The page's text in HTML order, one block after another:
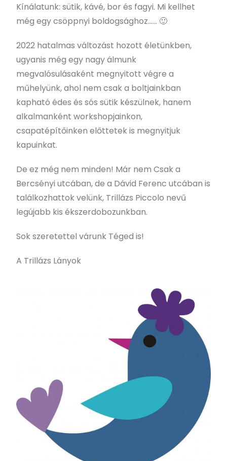
Kínálatunk: sütik, kávé, bor és fagyi. Mi kellhet
még egy csöppnyi boldogsághoz…… 🙂
2022 hatalmas változást hozott életünkben,
ugyanis még egy nagy álmunk
megvalósulásaként megnyitott végre a
műhelyünk, ahol nem csak a boltjainkban
kapható édes és sós sütik készülnek, hanem
alkalmanként workshopjainkon,
csapatépítőinken előttetek is megnyitjuk
kapuinkat.
De ez még nem minden! Már nem Csak a
Bercsényi utcában, de a Dávid Ferenc utcában is
találkozhattok velünk, Trillázs Piccolo nevű
legújabb kis ékszerdobozunkban.
Sok szeretettel várunk Téged is!
A Trillázs Lányok